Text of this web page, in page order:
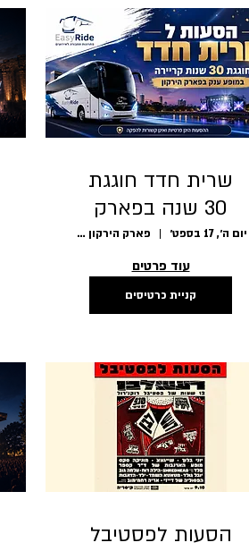
שרית חדד חוגגת
30 שנה בפארק
הירקון 17/09יום ה׳, 17 בספט׳ פארק הירקון - גני יהושע, תל אביב-יפו
עוד פרטים
קניית כרטיסים
הסעות לפסטיבל